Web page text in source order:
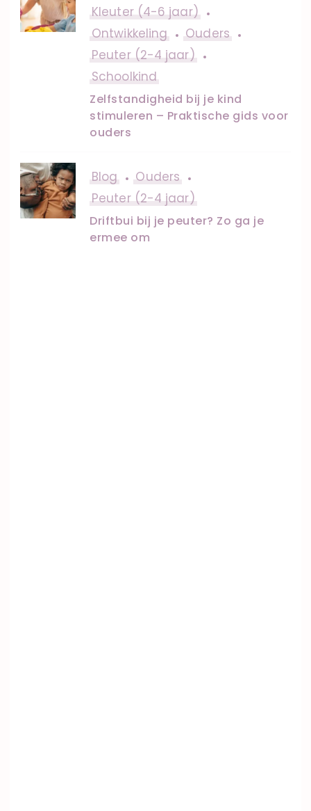
Kleuter (4-6 jaar)
Ontwikkeling
Ouders
Peuter (2-4 jaar)
Schoolkind
Zelfstandigheid bij je kind
stimuleren – Praktische gids voor
ouders
Blog
Ouders
Peuter (2-4 jaar)
Driftbui bij je peuter? Zo ga je
ermee om